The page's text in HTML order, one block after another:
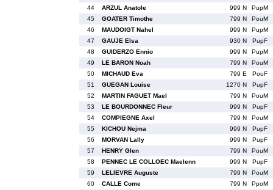
44
ARZUL Anatole 999 N
PupM
45
GOATER Timothe 799 N
PouM
46
MAUDOIGT Nahel 999 N
PupM
47
GAUJE Elsa 930 N
PupF
48
GUIDERZO Ennio 999 N
PupM
49
LE BARON Noah 799 N
PouM
50
MICHAUD Eva 799 E
PouF
51
GUEGAN Louise 1270 N
PupF
52
MARTIN FAGUET Mael 799 N
PouM
53
LE BOURDONNEC Fleur 999 N
PupF
54
COMPIEGNE Axel 799 N
PouM
55
KICHOU Nejma 999 N
PupF
56
MORVAN Lally 999 N
PupF
57
HENRY Glen 799 N
PouM
58
PENNEC LE COLLOEC Maelenn 999 N
PupF
59
LELIEVRE Auguste 799 N
PouM
60
CALLE Come 799 N
PpoM